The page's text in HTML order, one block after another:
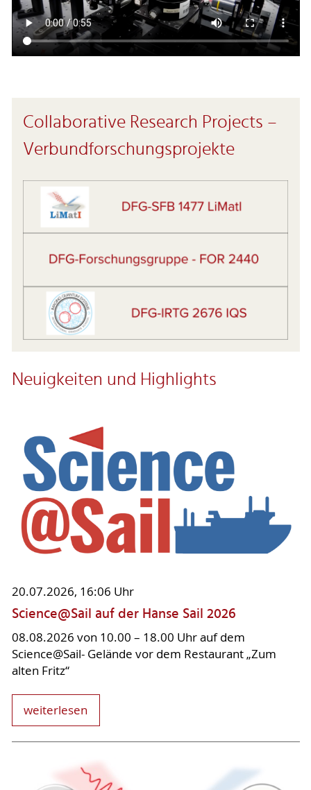
Collaborative Research Projects –
Verbundforschungsprojekte
Neuigkeiten und Highlights
20.07.2026, 16:06 Uhr
Science@Sail auf der Hanse Sail 2026
08.08.2026 von 10.00 – 18.00 Uhr auf dem
Science@Sail- Gelände vor dem Restaurant „Zum
alten Fritz“
weiterlesen